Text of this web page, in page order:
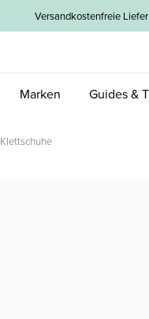
Versandkostenfreie
Marken Guides &
Klettschuhe